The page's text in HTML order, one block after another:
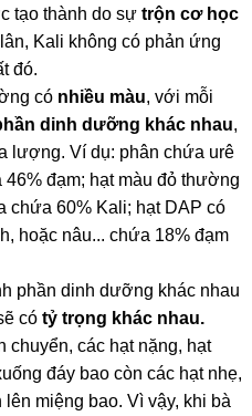
tạo thành do sự trộn cơ học
Kali không có phản ứng
đó.
có nhiều màu, với mỗi
dinh dưỡng khác nhau,
lượng. Ví dụ: phân chứa urê
46% đạm; hạt màu đỏ thường
chứa 60% Kali; hạt DAP có
hoặc nâu... chứa 18% đạm
phần dinh dưỡng khác nhau
có tỷ trọng khác nhau.
chuyển, các hạt nặng, hạt
đáy bao còn các hạt nhẹ,
lên miệng bao. Vì vậy, khi bà